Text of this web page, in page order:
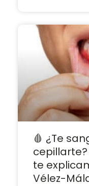
🩸 ¿Te
cepillarte?
te
Vélez-